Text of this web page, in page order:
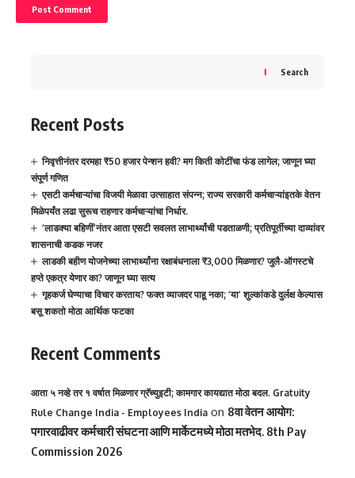
Search
Recent Posts
निवृत्तीनंतर दरमहा ₹50 हजार पेन्शन हवी? मग किती कोटींचा फंड लागेल; जाणून घ्या
संपूर्ण गणित
एसटी कर्मचाऱ्यांचा विजयी मेळावा उत्साहात संपन्न; राज्य सरकारी कर्मचाऱ्यांइतके वेतन
मिळेपर्यंत लढा सुरूच राहणार कर्मचाऱ्यांचा निर्धार.
‘लाडक्या बहिणीं’नंतर आता एसटी सवलत लाभार्थ्यांची पडताळणी; प्रतिपूर्तीच्या दाव्यांवर
शासनाची कडक नजर
लाडकी बहीण योजनेच्या लाभार्थ्यांना रक्षाबंधनाला ₹3,000 मिळणार? जुलै-ऑगस्टचे
हप्ते एकत्र येणार का? जाणून घ्या सत्य
गृहकर्ज घेण्याचा विचार करताय? फक्त व्याजदर पाहू नका; ‘या’ शुल्कांकडे दुर्लक्ष केल्यास
बसू शकतो मोठा आर्थिक फटका
Recent Comments
आता ५ नव्हे तर १ वर्षात मिळणार ग्रॅच्युइटी; कामगार कायद्यात मोठा बदल. Gratuity
Rule Change India - Employees India on 8वा वेतन आयोग:
पगारवाढीवर कर्मचारी संघटना आणि मार्केटमध्ये मोठा मतभेद. 8th Pay
Commission 2026